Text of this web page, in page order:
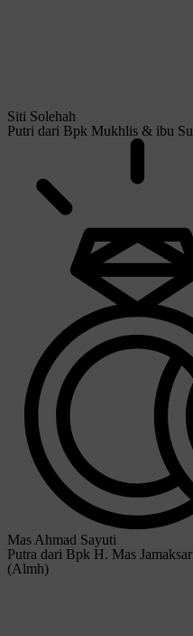
Siti Solehah
Putri dari Bpk Mukhlis & ibu
Mas Ahmad Sayuti
Putra dari Bpk H. Mas
(Almh)